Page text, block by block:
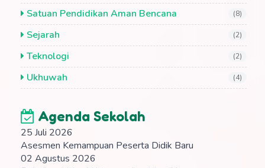
Satuan Pendidikan Aman Bencana (8)
Sejarah (2)
Teknologi (2)
Ukhuwah (4)
Agenda Sekolah
25 Juli 2026
Asesmen Kemampuan Peserta Didik Baru
02 Agustus 2026